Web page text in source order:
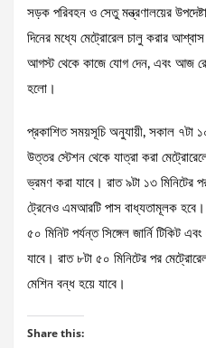
সড়ক পরিবহন ও সেতু মন্ত্রণালয়ের
দিনের মধ্যে মেট্রোরেল চালু করার আশ্বাস
আগস্ট থেকে কাজে যোগ দেন, এবং আজ
হলো।
প্রকাশিত সময়সূচি অনুযায়ী, সকাল ৭টা
উত্তর স্টেশন থেকে যাত্রা করা
ভ্রমণ করা যাবে। রাত ৯টা ১৩ মিনিটের
ট্রেনেও এমআরটি পাস বাধ্যতামূলক
৫০ মিনিট পর্যন্ত সিঙ্গেল জার্নি
যাবে। রাত ৮টা ৫০ মিনিটের পর
মেশিন বন্ধ হয়ে যাবে।
Share this: